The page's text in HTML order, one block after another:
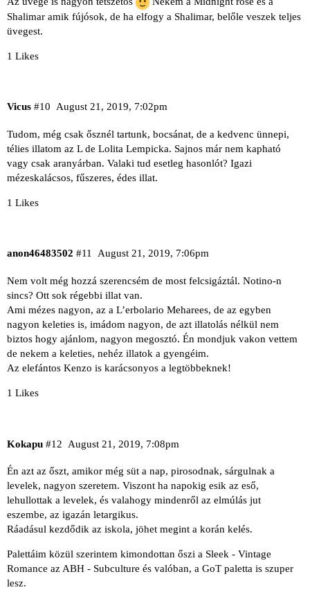
Shalimar amik fújósok, de ha elfogy a Shalimar, belőle veszek teljes
üvegest.
1 Likes
Vicus August 21, 2019, 7:02pm
#10
Tudom, még csak ősznél tartunk, bocsánat, de a kedvenc ünnepi,
télies illatom az L de Lolita Lempicka. Sajnos már nem kapható
vagy csak aranyárban. Valaki tud esetleg hasonlót? Igazi
mézeskalácsos, fűszeres, édes illat.
1 Likes
anon46483502 August 21, 2019, 7:06pm
#11
Nem volt még hozzá szerencsém de most felcsigáztál. Notino-n
sincs? Ott sok régebbi illat van.
Ami mézes nagyon, az a L’erbolario Meharees, de az egyben
nagyon keleties is, imádom nagyon, de azt illatolás nélkül nem
biztos hogy ajánlom, nagyon megosztó. Én mondjuk vakon vettem
de nekem a keleties, nehéz illatok a gyengéim.
Az elefántos Kenzo is karácsonyos a legtöbbeknek!
1 Likes
Kokapu August 21, 2019, 7:08pm
#12
Én azt az őszt, amikor még süt a nap, pirosodnak, sárgulnak a
levelek, nagyon szeretem. Viszont ha napokig esik az eső,
lehullottak a levelek, és valahogy mindenről az elmúlás jut
eszembe, az igazán letargikus.
Ráadásul kezdődik az iskola, jöhet megint a korán kelés.
Palettáim közül szerintem kimondottan őszi a Sleek - Vintage
Romance azABH - Subculture és valóban, a GoT paletta is szuper
lesz.